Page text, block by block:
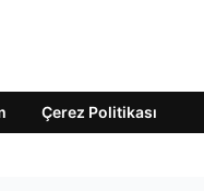
Çerez Politikası